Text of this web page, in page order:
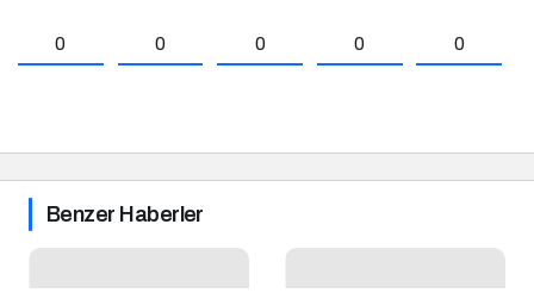
0 0 0 0 0
Benzer Haberler